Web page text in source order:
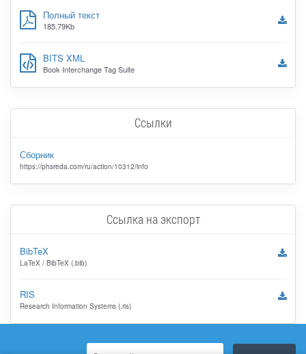
Полный текст
185.79Kb
BITS XML
Book Interchange Tag Suite
Ссылки
Сборник
https://phsreda.com/ru/action/10312/info
Ссылка на экспорт
BibTeX
LaTeX / BibTeX (.bib)
RIS
Research Information Systems (.ris)